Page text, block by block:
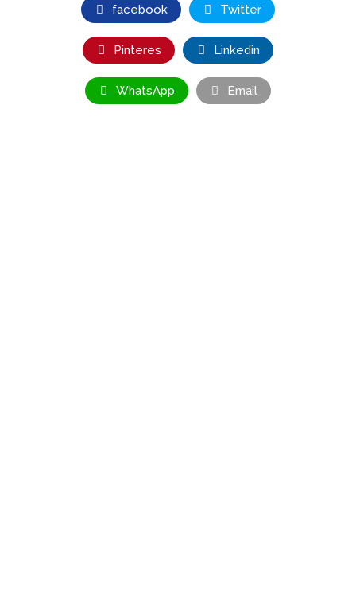
facebook Twitter
Pinteres Linkedin
WhatsApp Email